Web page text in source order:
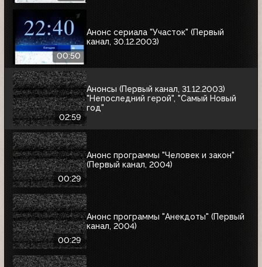
00:50
Анонс сериала "Участок" (Первый
канал, 30.12.2003)
02:59
Анонсы (Первый канал, 31.12.2003)
"Непоследний герой", "Самый Новый
год"
00:29
Анонс программы "Человек и закон"
(Первый канал, 2004)
00:29
Анонс программы "Анекдоты" (Первый
канал, 2004)